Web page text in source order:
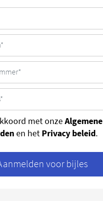
met onzeAlgemene
en het Privacy beleid.
voor bijles